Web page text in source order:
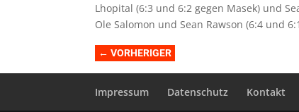
Lhopital (6:3 und 6:2 gegen Masek) und
Ole Salomon und Sean Rawson (6:4 und
←VORHERIGER
Impressum Datenschutz Kontakt